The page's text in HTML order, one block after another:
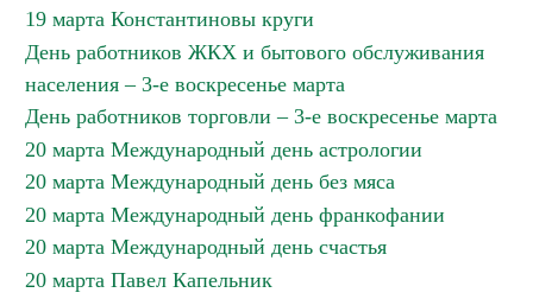
19 марта Константиновы круги
День работников ЖКХ и бытового обслуживания
населения – 3-е воскресенье марта
День работников торговли – 3-е воскресенье марта
20 марта Международный день астрологии
20 марта Международный день без мяса
20 марта Международный день франкофании
20 марта Международный день счастья
20 марта Павел Капельник